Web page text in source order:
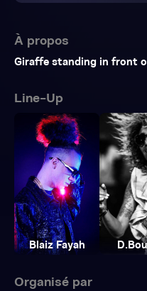
À propos
Giraffe standing in front
Line-Up
Blaiz Fayah
Organisé par